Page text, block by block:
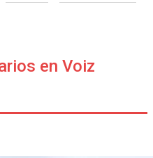
en Voiz